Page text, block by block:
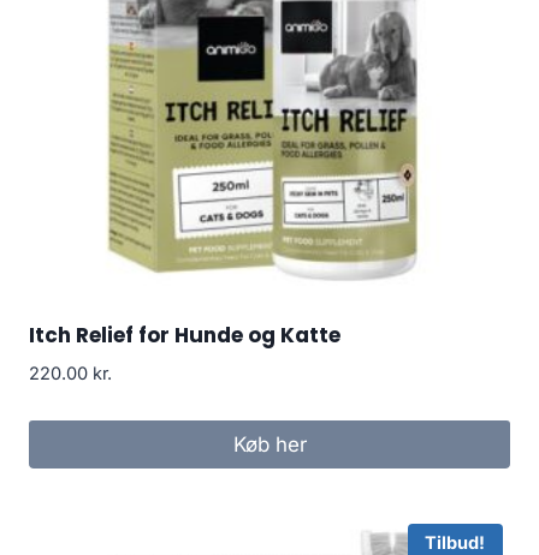
Itch Relief for Hunde og Katte
220.00 kr.
Køb her
Tilbud!